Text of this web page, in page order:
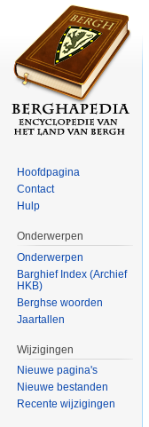
Hoofdpagina
Contact
Hulp
Onderwerpen
Onderwerpen
Barghief Index (Archief
HKB)
Berghse woorden
Jaartallen
Wijzigingen
Nieuwe pagina's
Nieuwe bestanden
Recente wijzigingen